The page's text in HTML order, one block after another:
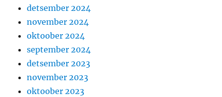
detsember 2024
november 2024
oktoober 2024
september 2024
detsember 2023
november 2023
oktoober 2023